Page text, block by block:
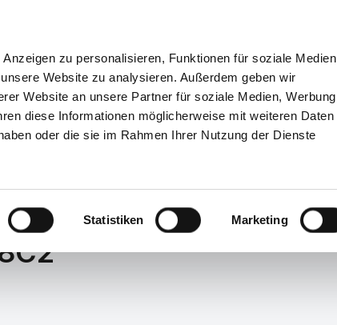
zu personalisieren, Funktionen für soziale Medien
Website zu analysieren. Außerdem geben wir
Website an unsere Partner für soziale Medien, Werbung
diese Informationen möglicherweise mit weiteren Daten
oder die sie im Rahmen Ihrer Nutzung der Dienste
Statistiken Marketing
ACCESSOIRES TASCHEN GUTSCHEINE